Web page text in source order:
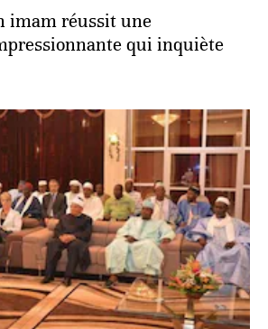
imam réussit une
qui inquiète